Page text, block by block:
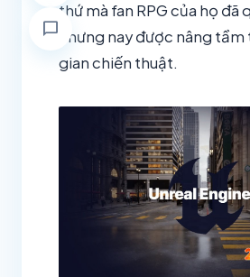
chat_bubble
thứ mà fan RPG của họ đã
nhưng nay được nâng
gian chiến thuật.